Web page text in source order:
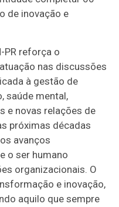
de inovação e
PR reforça o
nas discussões
à gestão de
saúde mental,
e novas relações de
próximas décadas
avanços
o ser humano
organizacionais. O
e inovação,
aquilo que sempre